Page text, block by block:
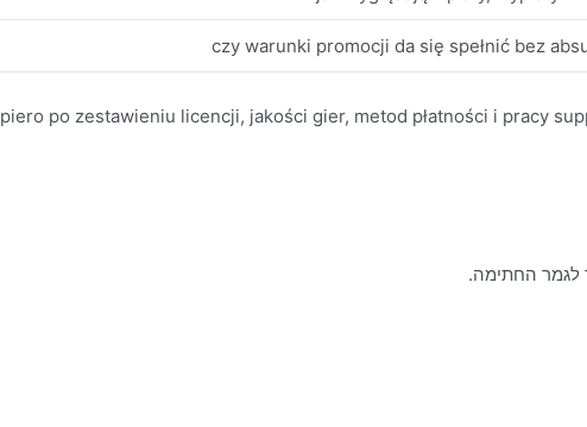
czy warunki promocji da się spełnić bez
po zestawieniu licencji, jakości gier, metod płatności i pracy
לגמר החתימה.